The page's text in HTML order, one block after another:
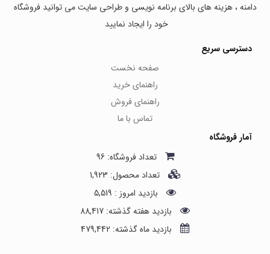
دامنه ، هزینه های بالای برنامه نویسی و طراحی سایت می توانید فروشگاه
خود را ایجاد نمایید
دسترسی سریع
صفحه نخست
راهنمای خرید
راهنمای فروش
تماس با ما
آمار فروشگاه
تعداد فروشگاه: 96
تعداد محصول: 1,923
بازدید امروز : 5,519
بازدید هفته گذشته: 88,417
بازدید ماه گذشته: 479,442